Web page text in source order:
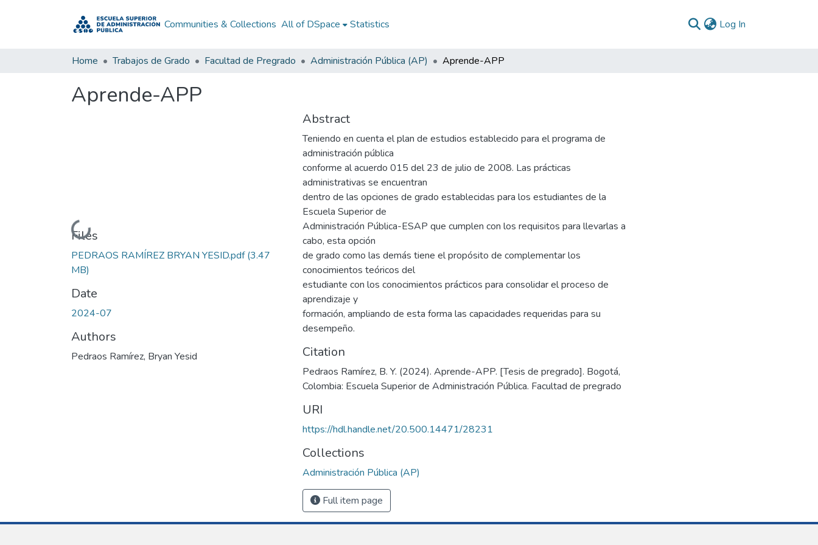
Communities & Collections All of DSpace Statistics Log In
Home Trabajos de Grado Facultad de Pregrado Administración Pública (AP) Aprende-APP
Aprende-APP
Loading...
Files
PEDRAOS RAMÍREZ BRYAN YESID.pdf(3.47
MB)
Date
2024-07
Authors
Pedraos Ramírez, Bryan Yesid
Abstract
Teniendo en cuenta el plan de estudios establecido para el programa de
administración pública
conforme al acuerdo 015 del 23 de julio de 2008. Las prácticas
administrativas se encuentran
dentro de las opciones de grado establecidas para los estudiantes de la
Escuela Superior de
Administración Pública-ESAP que cumplen con los requisitos para llevarlas a
cabo, esta opción
de grado como las demás tiene el propósito de complementar los
conocimientos teóricos del
estudiante con los conocimientos prácticos para consolidar el proceso de
aprendizaje y
formación, ampliando de esta forma las capacidades requeridas para su
desempeño.
Citation
Pedraos Ramírez, B. Y. (2024). Aprende-APP. [Tesis de pregrado]. Bogotá,
Colombia: Escuela Superior de Administración Pública. Facultad de pregrado
URI
https://hdl.handle.net/20.500.14471/28231
Collections
Administración Pública (AP)
Full item page